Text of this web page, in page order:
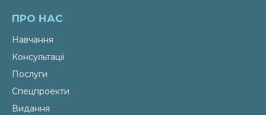
ПРО НАС
Навчання
Консультації
Послуги
Спецпроекти
Видання